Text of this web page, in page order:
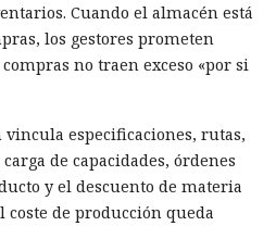
Cuando el almacén está
los gestores prometen
no traen exceso «por si
especificaciones, rutas,
de capacidades, órdenes
y el descuento de materia
de producción queda